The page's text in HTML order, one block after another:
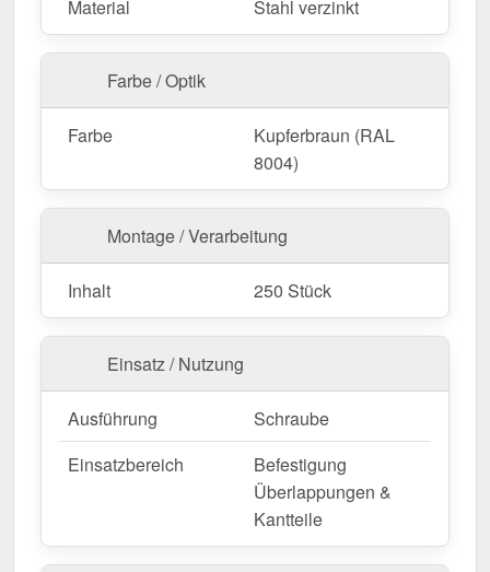
langlebige Verbindung!
Achtung:Für Aluminiumbleche sollten
ausschließlich Edelstahlschrauben verwendet
werden!
Material
Stahl verzinkt
Farbe / Optik
Farbe
Kupferbraun (RAL
8004)
Montage / Verarbeitung
Inhalt 250 Stück
Einsatz / Nutzung
Ausführung
Schraube
Einsatzbereich
Befestigung
Überlappungen &
Kantteile